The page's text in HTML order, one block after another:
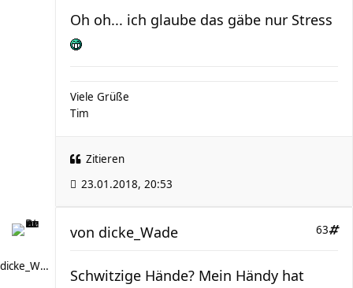
Oh oh... ich glaube das gäbe nur Stress
Viele Grüße
Tim
Zitieren
23.01.2018, 20:53
dicke_Wade
63
von dicke_Wade
Schwitzige Hände? Mein Händy hat